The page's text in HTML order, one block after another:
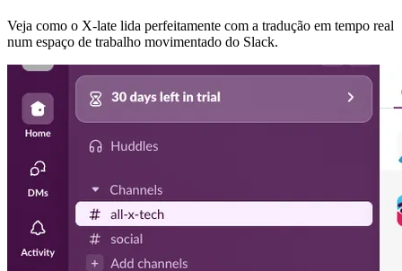
Veja como o X-late lida perfeitamente com a tradução em tempo real
num espaço de trabalho movimentado do Slack.